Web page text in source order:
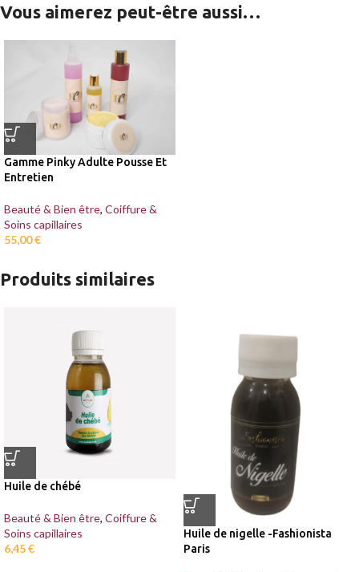
Vous aimerez peut-être aussi…
Gamme Pinky Adulte Pousse Et
Entretien
Beauté & Bien être, Coiffure &
Soins capillaires
55,00€
Produits similaires
Huile de chébé
Beauté & Bien être, Coiffure &
Soins capillaires
6,45€
Huile de nigelle -Fashionista
Paris